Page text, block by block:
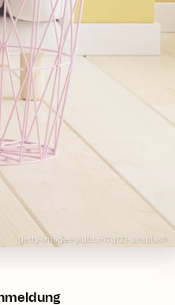
getty-images-yidbLm7q1ZI-unsplash